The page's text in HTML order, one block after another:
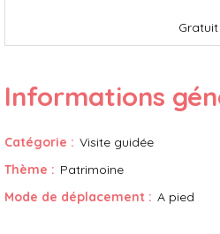
Gratuit
Informations
Catégorie : Visite guidée
Thème : Patrimoine
Mode de déplacement : A pied